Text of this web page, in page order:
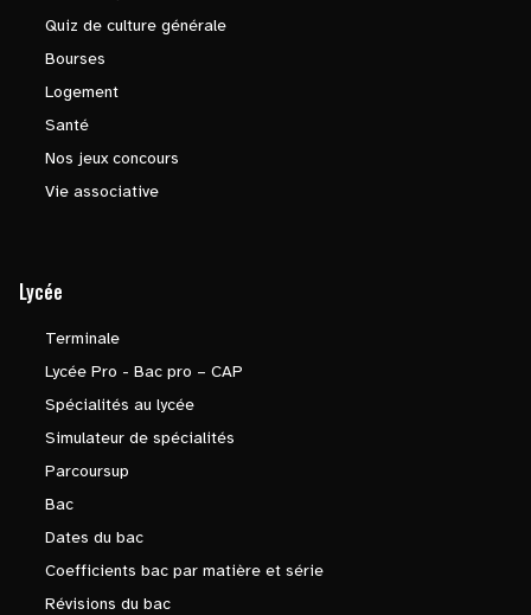
Quiz de culture générale
Bourses
Logement
Santé
Nos jeux concours
Vie associative
Lycée
Terminale
Lycée Pro - Bac pro – CAP
Spécialités au lycée
Simulateur de spécialités
Parcoursup
Bac
Dates du bac
Coefficients bac par matière et série
Révisions du bac